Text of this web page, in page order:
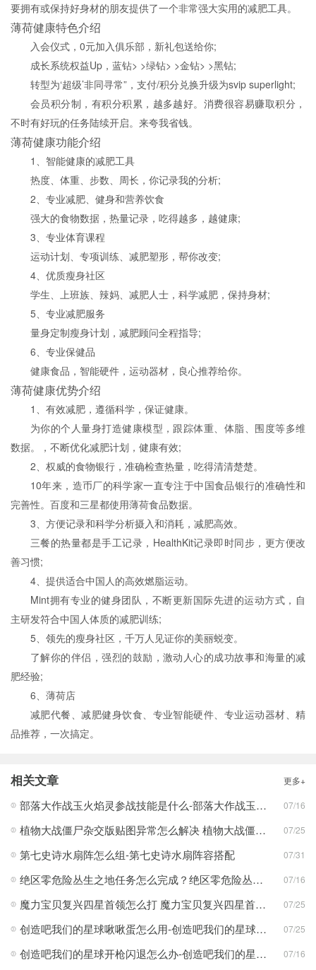
要拥有或保持好身材的朋友提供了一个非常强大实用的减肥工具。
薄荷健康特色介绍
入会仪式，0元加入俱乐部，新礼包送给你;
成长系统权益Up，蓝钻> >绿钻> >金钻> >黑钻;
转型为‘超级’非同寻常”，支付/积分兑换升级为svip superlight;
会员积分制，有积分积累，越多越好。消费很容易赚取积分，
不时有好玩的任务陆续开启。来夸我省钱。
薄荷健康功能介绍
1、智能健康的减肥工具
热度、体重、步数、周长，你记录我的分析;
2、专业减肥、健身和营养饮食
强大的食物数据，热量记录，吃得越多，越健康;
3、专业体育课程
运动计划、专项训练、减肥塑形，帮你改变;
4、优质瘦身社区
学生、上班族、辣妈、减肥人士，科学减肥，保持身材;
5、专业减肥服务
量身定制瘦身计划，减肥顾问全程指导;
6、专业保健品
健康食品，智能硬件，运动器材，良心推荐给你。
薄荷健康优势介绍
1、有效减肥，遵循科学，保证健康。
为你的个人量身打造健康模型，跟踪体重、体脂、围度等多维
数据。，不断优化减肥计划，健康有效;
2、权威的食物银行，准确检查热量，吃得清清楚楚。
10年来，造币厂的科学家一直专注于中国食品银行的准确性和
完善性。百度和三星都使用薄荷食品数据。
3、方便记录和科学分析摄入和消耗，减肥高效。
三餐的热量都是手工记录，HealthKit记录即时同步，更方便改
善习惯;
4、提供适合中国人的高效燃脂运动。
Mint拥有专业的健身团队，不断更新国际先进的运动方式，自
主研发符合中国人体质的减肥训练;
5、领先的瘦身社区，千万人见证你的美丽蜕变。
了解你的伴侣，强烈的鼓励，激动人心的成功故事和海量的减
肥经验;
6、薄荷店
减肥代餐、减肥健身饮食、专业智能硬件、专业运动器材、精
品推荐，一次搞定。
相关文章 更多+
部落大作战玉火焰灵参战技能是什么-部落大作战玉火焰灵参战技能合集 07/16
植物大战僵尸杂交版贴图异常怎么解决 植物大战僵尸杂交版贴图异常教程 07/25
第七史诗水扇阵怎么组-第七史诗水扇阵容搭配 07/31
绝区零危险丛生之地任务怎么完成？绝区零危险丛生之地任务完成攻略 07/16
魔力宝贝复兴四星首领怎么打 魔力宝贝复兴四星首领打法合集 07/25
创造吧我们的星球啾啾蛋怎么用-创造吧我们的星球啾啾蛋使用攻略 07/25
创造吧我们的星球开枪闪退怎么办-创造吧我们的星球开枪闪退合集 07/16